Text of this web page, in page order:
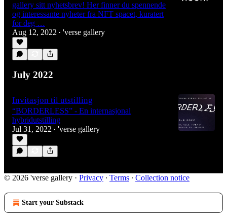
gallery sitt nyhetsbrev! Her finner du spennende
og interessante nyheter fra NFT spacet, kuratert
for deg …
Aug 12, 2022 • 'verse gallery
July 2022
Invitasjon til utstilling
“BORDERLESS” - En internasjonal
hybridutstilling
Jul 31, 2022 • 'verse gallery
© 2026 'verse gallery · Privacy ∙ Terms ∙ Collection notice
Start your Substack